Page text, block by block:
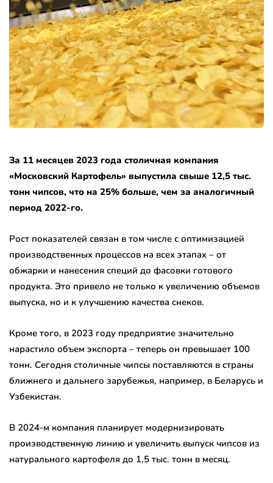
За 11 месяцев 2023 года столичная компания
«Московский Картофель» выпустила свыше 12,5 тыс.
тонн чипсов, что на 25% больше, чем за аналогичный
период 2022-го.
Рост показателей связан в том числе с оптимизацией
производственных процессов на всех этапах – от
обжарки и нанесения специй до фасовки готового
продукта. Это привело не только к увеличению объемов
выпуска, но и к улучшению качества снеков.
Кроме того, в 2023 году предприятие значительно
нарастило объем экспорта – теперь он превышает 100
тонн. Сегодня столичные чипсы поставляются в страны
ближнего и дальнего зарубежья, например, в Беларусь и
Узбекистан.
В 2024-м компания планирует модернизировать
производственную линию и увеличить выпуск чипсов из
натурального картофеля до 1,5 тыс. тонн в месяц.